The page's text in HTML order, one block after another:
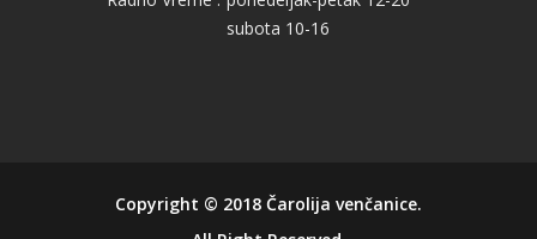
subota 10-16
Copyright © 2018 Čarolija venčanice.